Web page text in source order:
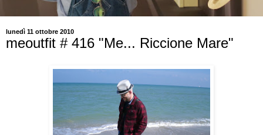
lunedì 11 ottobre 2010
meoutfit # 416 "Me... Riccione Mare"